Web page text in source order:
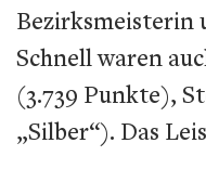
Bezirksmeisterin
Schnell waren
(3.739 Punkte),
„Silber“). Das